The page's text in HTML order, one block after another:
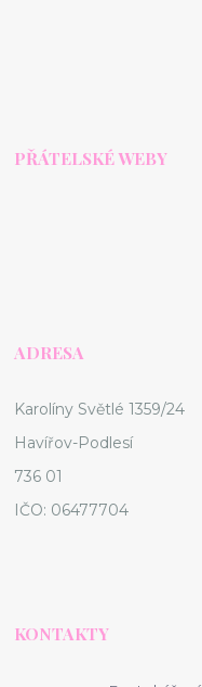
PŘÁTELSKÉ WEBY
ADRESA
Karolíny Světlé 1359/24
Havířov-Podlesí
736 01
IČO: 06477704
KONTAKTY